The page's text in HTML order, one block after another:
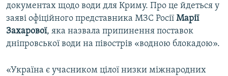
Усі сайти RFE/RL
документах щодо води для Криму. Про це йдеться у
заяві офіційного представника МЗС Росії Марії
Захарової, яка назвала припинення поставок
дніпровської води на півострів «водною блокадою».
«Україна є учасником цілої низки міжнародних